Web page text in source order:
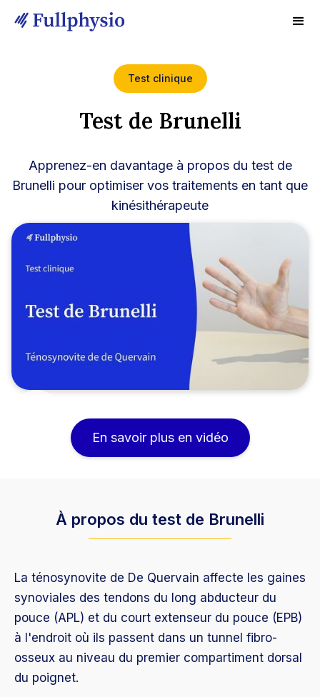
Test clinique
Test de Brunelli
Apprenez-en davantage à propos du test de
Brunelli pour optimiser vos traitements en tant que
kinésithérapeute
En savoir plus en vidéo
À propos du test de Brunelli
La ténosynovite de De Quervain affecte les gaines
synoviales des tendons du long abducteur du
pouce (APL) et du court extenseur du pouce (EPB)
à l'endroit où ils passent dans un tunnel fibro-
osseux au niveau du premier compartiment dorsal
du poignet.